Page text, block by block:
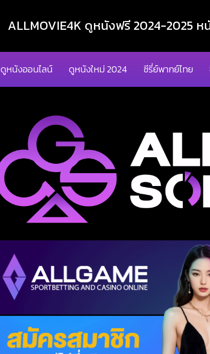
ALLMOVIE4K ดูหนังฟรี 2024-2025
ดูหนังออนไลน์ ดูหนังใหม่ 2024 ซีรี่ย์พากย์ไทย